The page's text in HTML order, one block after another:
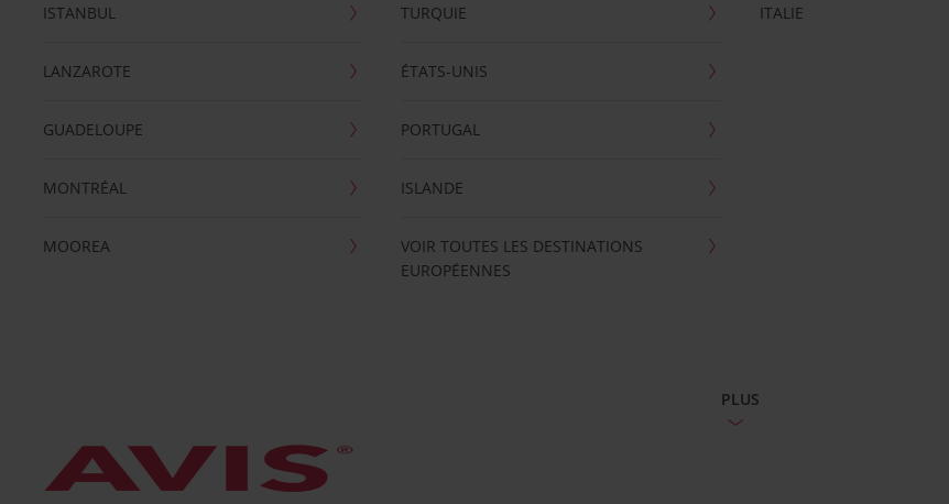
ISTANBUL
LANZAROTE
GUADELOUPE
MONTRÉAL
MOOREA
TURQUIE
ÉTATS-UNIS
PORTUGAL
ISLANDE
VOIR TOUTES LES DESTINATIONS
EUROPÉENNES
ITALIE
PLUS